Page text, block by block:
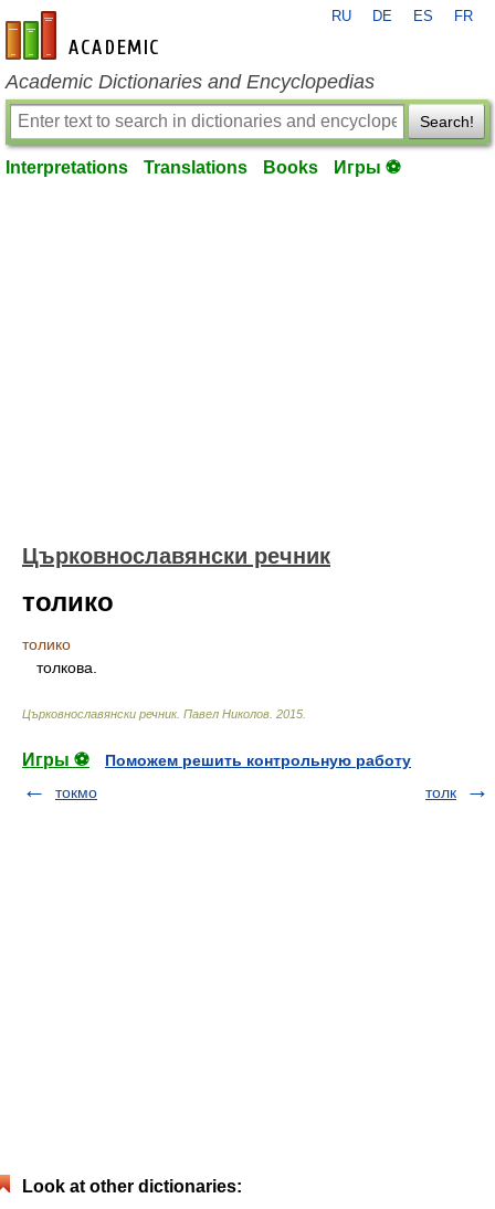
en-academic.com
RU DE ES FR
Academic Dictionaries and Encyclopedias
Search!
Interpretations Translations Books Игры ⚽
Църковнославянски речник
толико
толико
толкова.
Църковнославянски речник. Павел Николов 2015
Игры ⚽
Поможем решить контрольную работу
токмо
толк
Look at other dictionaries: